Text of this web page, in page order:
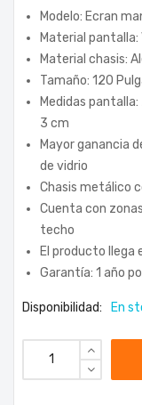
Modelo: Ecran
Material pantalla:
Material chasis:
Tamaño: 120
Medidas
3 cm
Mayor ganancia
de vidrio
Chasis metálico
Cuenta con
techo
El producto llega
Garantía: 1 año
Disponibilidad: En